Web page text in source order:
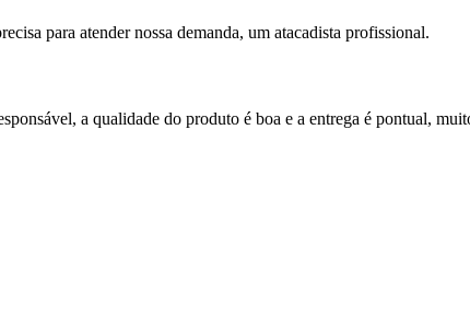
para atender nossa demanda, um atacadista profissional.
a qualidade do produto é boa e a entrega é pontual,